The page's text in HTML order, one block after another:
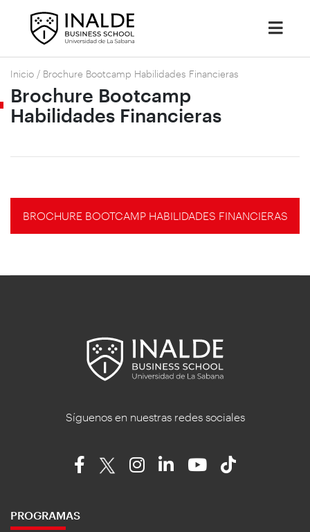
Inicio / Brochure Bootcamp Habilidades Financieras
Brochure Bootcamp
Habilidades Financieras
BROCHURE BOOTCAMP HABILIDADES FINANCIERAS
Síguenos en nuestras redes sociales
PROGRAMAS